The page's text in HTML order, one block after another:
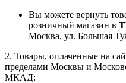
Вы можете вернуть
розничный магазин в
Москва, ул. Большая
2. Товары, оплаченные на
пределами Москвы и
МКАД: